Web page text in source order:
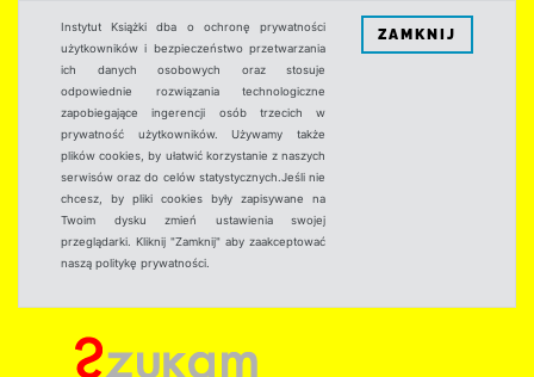
Instytut Książki dba o ochronę prywatności
użytkowników i bezpieczeństwo przetwarzania
ich danych osobowych oraz stosuje
odpowiednie rozwiązania technologiczne
zapobiegające ingerencji osób trzecich w
prywatność użytkowników. Używamy także
plików cookies, by ułatwić korzystanie z naszych
serwisów oraz do celów statystycznych.Jeśli nie
chcesz, by pliki cookies były zapisywane na
Twoim dysku zmień ustawienia swojej
przeglądarki. Kliknij "Zamknij" aby zaakceptować
naszą politykę prywatności.
ZAMKNIJ